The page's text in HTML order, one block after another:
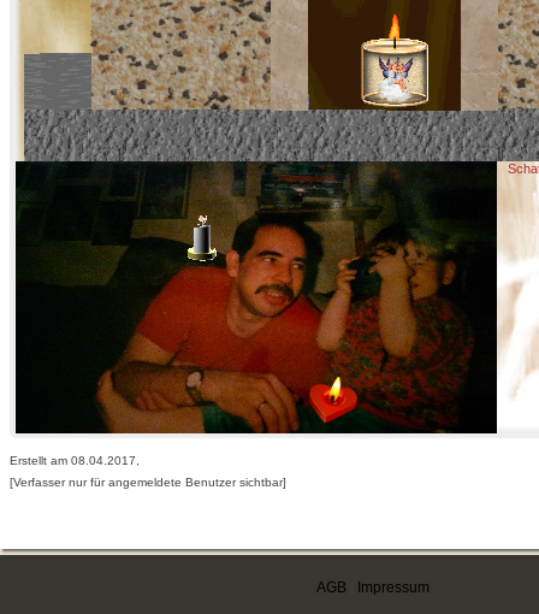
Erstellt am 08.04.2017,
[Verfasser nur für angemeldete Benutzer sichtbar]
AGB Impressum